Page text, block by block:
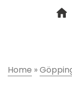
Home »